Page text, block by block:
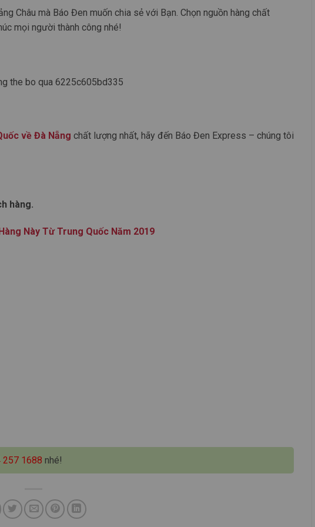
Châu mà Báo Đen muốn chia sẻ với Bạn. Chọn nguồn hàng chất
mọi người thành công nhé!
về Đà Nẵng chất lượng nhất, hãy đến Báo Đen Express – chúng tôi
hàng.
Này Từ Trung Quốc Năm 2019
257 1688 nhé!